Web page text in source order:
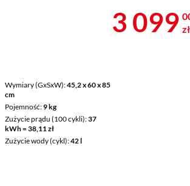
Wymiary (GxSxW) 45,2 x 60 x 85
cm
Pojemność 9 kg
Zużycie prądu (100 cykli) 37
kWh = 38,11 zł
Zużycie wody (cykl) 42 l
Cena
3 099 zł